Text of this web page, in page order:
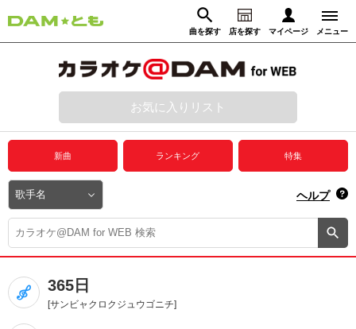
曲を探す 店を探す マイページ メニュー
動画からさがす 録音からさがす
ログイン
プレミアムサービス
DAM★とも動画
DAM★とも録音
カラオケ＠DAM
ユーザー検索
お気に入りリスト
新曲 ランキング 特集
ヘルプ
365日
[サンビャクロクジュウゴニチ]